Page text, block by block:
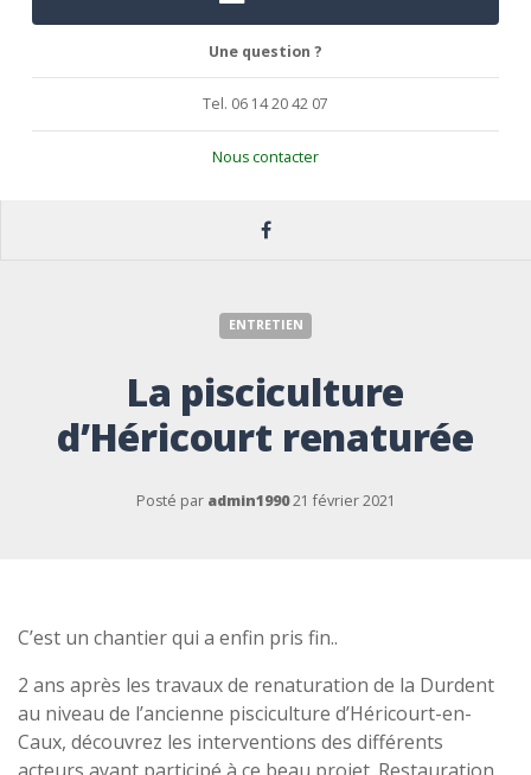
Une question ?
Tel. 06 14 20 42 07
Nous contacter
ENTRETIEN
La pisciculture
d’Héricourt renaturée
Posté par admin1990 21 février 2021
C’est un chantier qui a enfin pris fin..
2 ans après les travaux de renaturation de la Durdent
au niveau de l’ancienne pisciculture d’Héricourt-en-
Caux, découvrez les interventions des différents
acteurs ayant participé à ce beau projet. Restauration